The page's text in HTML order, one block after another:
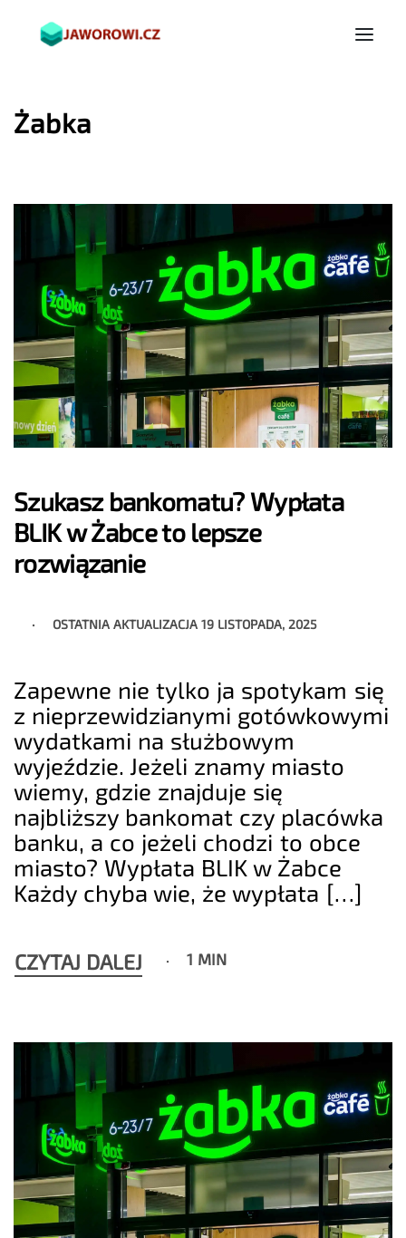
Żabka
Szukasz bankomatu? Wypłata
BLIK w Żabce to lepsze
rozwiązanie
OSTATNIA AKTUALIZACJA19 LISTOPADA, 2025
Zapewne nie tylko ja spotykam się
z nieprzewidzianymi gotówkowymi
wydatkami na służbowym
wyjeździe. Jeżeli znamy miasto
wiemy, gdzie znajduje się
najbliższy bankomat czy placówka
banku, a co jeżeli chodzi to obce
miasto? Wypłata BLIK w Żabce
Każdy chyba wie, że wypłata […]
CZYTAJ DALEJ 1 MIN